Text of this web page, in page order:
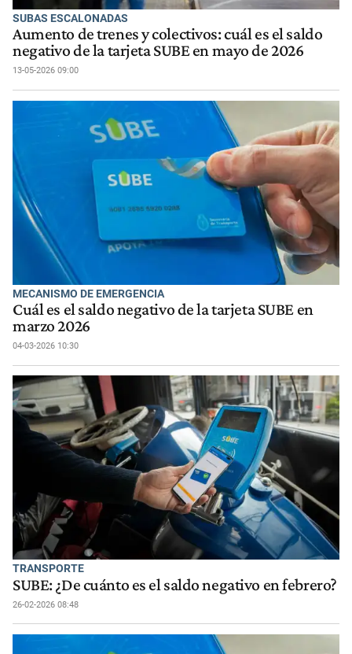
SUBAS ESCALONADAS
Aumento de trenes y colectivos: cuál es el saldo
negativo de la tarjeta SUBE en mayo de 2026
13-05-2026 09:00
MECANISMO DE EMERGENCIA
Cuál es el saldo negativo de la tarjeta SUBE en
marzo 2026
04-03-2026 10:30
TRANSPORTE
SUBE: ¿De cuánto es el saldo negativo en febrero?
26-02-2026 08:48